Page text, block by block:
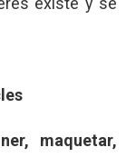
maquetar,